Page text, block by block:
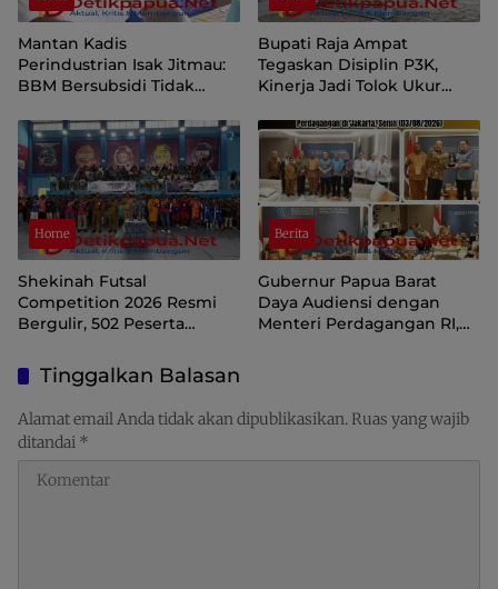
Mantan Kadis
Perindustrian Isak Jitmau:
BBM Bersubsidi Tidak
Distribusi Perlu Diperkuat
Bupati Raja Ampat
Tegaskan Disiplin P3K,
Kinerja Jadi Tolok Ukur
Home
Shekinah Futsal
Competition 2026 Resmi
Bergulir, 502 Peserta
Pembinaan Generasi Muda
Raja Ampat
Berita
Gubernur Papua Barat
Daya Audiensi dengan
Menteri Perdagangan RI,
Indonesia
Tinggalkan Balasan
Alamat email Anda tidak akan dipublikasikan.Ruas yang wajib
ditandai *